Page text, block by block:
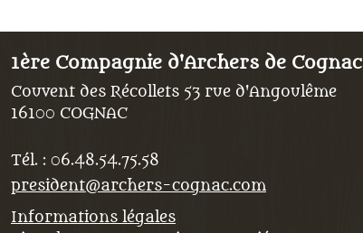
1ère Compagnie d'Archers de Cognac
Couvent des Récollets 53 rue d'Angoulême
16100 COGNAC
Tél. : 06.48.54.75.58
president@archers-cognac.com
Informations légales